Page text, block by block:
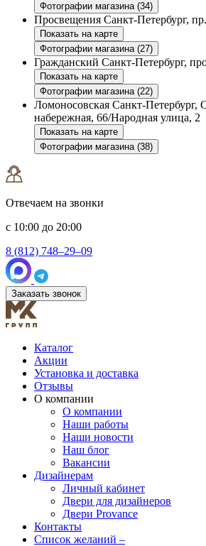
Фотографии магазина (34)
Просвещения Санкт-Петербург,
Показать на карте
Фотографии магазина (27)
Гражданский Санкт-Петербург,
Показать на карте
Фотографии магазина (22)
Ломоносовская Санкт-Петербург,
набережная, 66/Народная улица, 2
Показать на карте
Фотографии магазина (38)
Отвечаем на звонки
с 10:00 до 20:00
8 (812) 748–29–09
Заказать звонок
Каталог
Акции
Установка и доставка
Отзывы
О компании
О компании
Наши работы
Наши новости
Наш блог
Вакансии
Дизайнерам
Личный кабинет
Двери для дизайнеров
Двери Provance
Контакты
Список желаний –